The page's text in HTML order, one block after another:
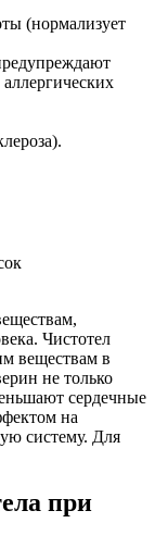
(нормализует
Чистотел
веществам в
не только
сердечные
на
систему. Для
при